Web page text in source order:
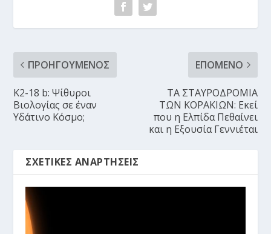
ΠΡΟΗΓΟΎΜΕΝΟΣ
K2-18 b: Ψίθυροι
Βιολογίας σε έναν
Υδάτινο Κόσμο;
ΕΠΌΜΕΝΟ
ΤΑ ΣΤΑΥΡΟΔΡΟΜΙΑ
ΤΩΝ ΚΟΡΑΚΙΩΝ: Εκεί
που η Ελπίδα Πεθαίνει
και η Εξουσία Γεννιέται
ΣΧΕΤΙΚΈΣ ΑΝΑΡΤΉΣΕΙΣ